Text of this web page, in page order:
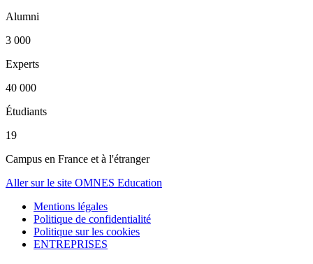
Alumni
3 000
Experts
40 000
Étudiants
19
Campus en France et à l'étranger
Aller sur le site OMNES Education
Mentions légales
Politique de confidentialité
Politique sur les cookies
ENTREPRISES